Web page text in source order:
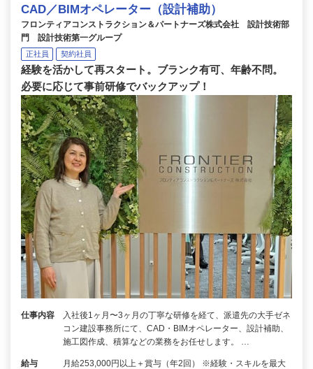
CAD／BIMオペレーター（設計補助）
フロンティアコンストラクション＆パートナーズ株式会社 設計技術部
門 設計技術第一グループ
正社員 契約社員
経験を活かして再スタート。ブランク有可、年齢不問。
必要に応じて事前研修でバックアップ！
仕事内容
入社後1ヶ月〜3ヶ月の丁寧な研修を経て、派遣先の大手ゼネ
コン建設事務所にて、CAD・BIMオペレーター、設計補助、
施工図作成、積算などの業務をお任せします。 …
給与
月給253,000円以上＋賞与（年2回） ※経験・スキルを最大